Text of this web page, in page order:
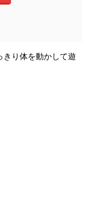
きり体を動かして遊